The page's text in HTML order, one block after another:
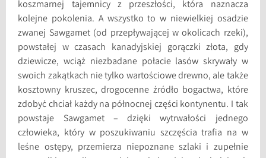
koszmarnej tajemnicy z przeszłości, która naznacza
kolejne pokolenia. A wszystko to w niewielkiej osadzie
zwanej Sawgamet (od przepływającej w okolicach rzeki),
powstałej w czasach kanadyjskiej gorączki złota, gdy
dziewicze, wciąż niezbadane połacie lasów skrywały w
swoich zakątkach nie tylko wartościowe drewno, ale także
kosztowny kruszec, drogocenne źródło bogactwa, które
zdobyć chciał każdy na północnej części kontynentu. I tak
powstaje Sawgamet – dzięki wytrwałości jednego
człowieka, który w poszukiwaniu szczęścia trafia na w
leśne ostępy, przemierza niepoznane szlaki i zupełnie